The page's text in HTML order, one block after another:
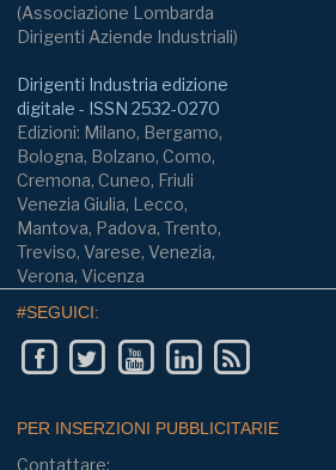
(Associazione Lombarda
Dirigenti Aziende Industriali)
Dirigenti Industria edizione
digitale - ISSN 2532-0270
Edizioni: Milano, Bergamo,
Bologna, Bolzano, Como,
Cremona, Cuneo, Friuli
Venezia Giulia, Lecco,
Mantova, Padova, Trento,
Treviso, Varese, Venezia,
Verona, Vicenza
#SEGUICI:
PER INSERZIONI PUBBLICITARIE
Contattare: